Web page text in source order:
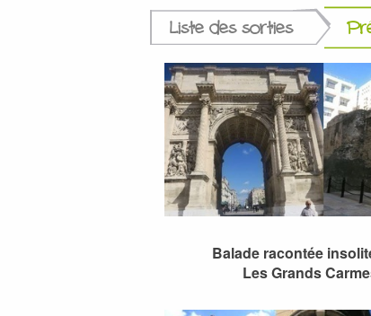
Liste des sorties
Balade racontée
Les Grands